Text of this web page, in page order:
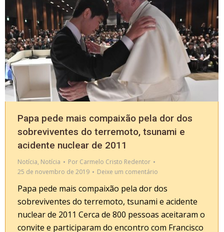
Papa pede mais compaixão pela dor dos
sobreviventes do terremoto, tsunami e
acidente nuclear de 2011
Notícia, Notícia Por Carmelo Cristo Redentor
25 de novembro de 2019
Deixe um comentário
Papa pede mais compaixão pela dor dos
sobreviventes do terremoto, tsunami e acidente
nuclear de 2011 Cerca de 800 pessoas aceitaram o
convite e participaram do encontro com Francisco